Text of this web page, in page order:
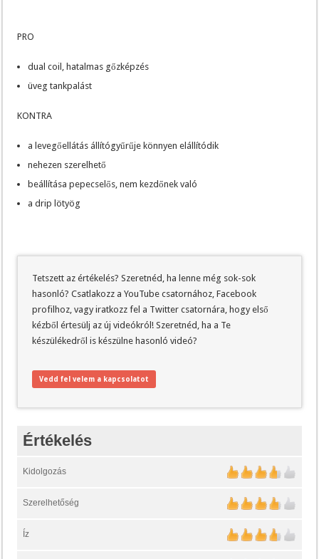
PRO
dual coil, hatalmas gőzképzés
üveg tankpalást
KONTRA
a levegőellátás állítógyűrűje könnyen elállítódik
nehezen szerelhető
beállítása pepecselős, nem kezdőnek való
a drip lötyög
Tetszett az értékelés? Szeretnéd, ha lenne még sok-sok
hasonló? Csatlakozz a YouTube csatornához, Facebook
profilhoz, vagy iratkozz fel a Twitter csatornára, hogy első
kézből értesülj az új videókról! Szeretnéd, ha a Te
készülékedről is készülne hasonló videó?
Vedd fel velem a kapcsolatot
Értékelés
Kidolgozás
Szerelhetőség
Íz